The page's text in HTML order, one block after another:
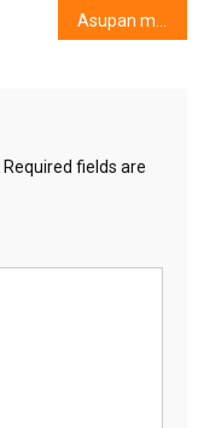
Asupan makanan Sehat, Bergizi & Kecukupan Nutrisi, Rinciannya ….
Required fields are